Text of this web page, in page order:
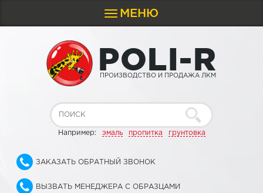
Toggle
navigation
МЕНЮ
POLI-R
ПРОИЗВОДСТВО И ПРОДАЖА ЛКМ
Например: эмаль пропитка грунтовка
ЗАКАЗАТЬ ОБРАТНЫЙ ЗВОНОК
ВЫЗВАТЬ МЕНЕДЖЕРА С ОБРАЗЦАМИ